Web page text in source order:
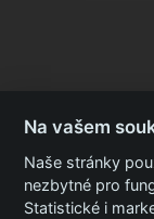
© 2010-
Na vašem
Naše stránky
nezbytné pro
Statistické i